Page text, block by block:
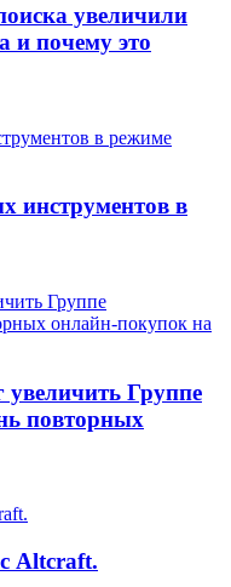
увеличили
и почему это
инструментов в
Группе
повторных
Altcraft.